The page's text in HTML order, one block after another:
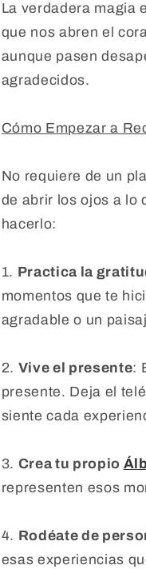
La verdadera magia
que nos abren el
aunque pasen
agradecidos.
Cómo Empezar a
No requiere de un
de abrir los ojos a lo
hacerlo:
1. Practica la
momentos que te
agradable o un
2. Vive el presente:
presente. Deja el
siente cada
3. Crea tu propio
representen esos
4. Rodéate de
esas experiencias